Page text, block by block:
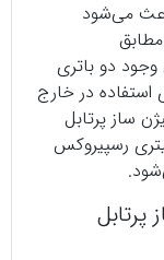
می‌شود
دو باتری
استفاده در خارج
ساز پرتابل
سبک و باکیفیت هستید، مدل 6 لیتری رسپیروکس